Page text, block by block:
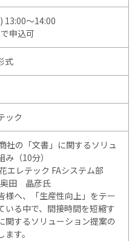
13:00～14:00
申込可
式
ック
社の「文書」に関するソリュ
（10分）
エレテック FAシステム部
奥田 晶彦氏
様へ、「生産性向上」をテー
いる中で、間接時間を短縮す
関するソリューション提案の
す。